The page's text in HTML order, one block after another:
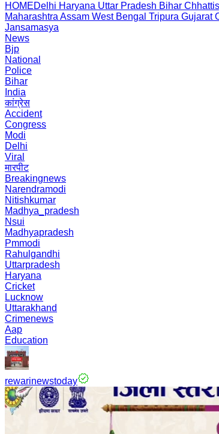
HOMEDelhi Haryana Uttar Pradesh Bihar
Maharashtra Assam West Bengal Tripura Gujarat
Jansamasya
News
Bjp
National
Police
Bihar
India
कांग्रेस
Accident
Congress
Modi
Delhi
Viral
मारपीट
Breakingnews
Narendramodi
Nitishkumar
Madhya_pradesh
Nsui
Madhyapradesh
Pmmodi
Rahulgandhi
Uttarpradesh
Haryana
Cricket
Lucknow
Uttarakhand
Crimenews
Aap
Education
rewarinewstoday